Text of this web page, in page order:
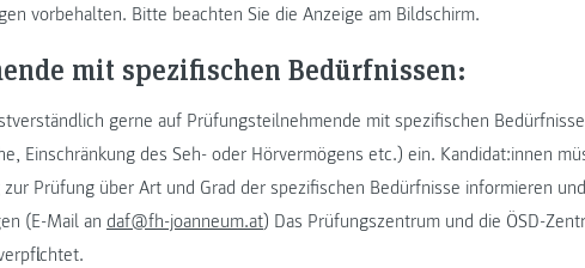
vorbehalten. Bitte beachten Sie die Anzeige am Bildschirm.
mit spezifischen Bedürfnissen:
gerne auf Prüfungsteilnehmende mit spezifischen
Einschränkung des Seh- oder Hörvermögens etc.) ein. Kandidat:innen
Prüfung über Art und Grad der spezifischen Bedürfnisse informieren
(E-Mail an daf@fh-joanneum.at) Das Prüfungszentrum und die ÖSD-